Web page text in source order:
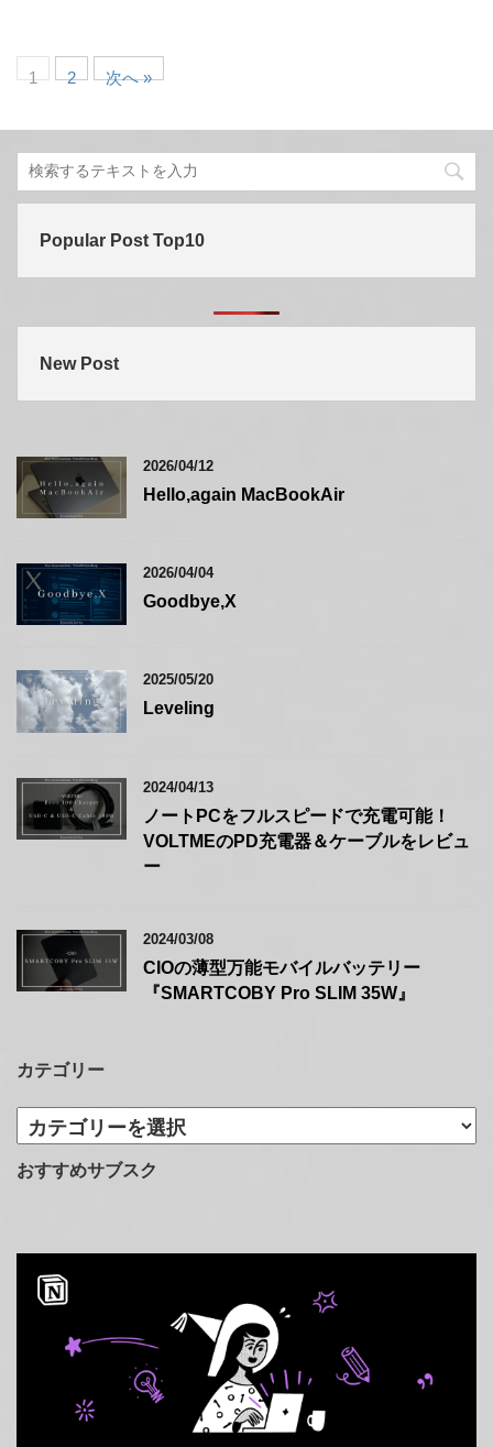
1 2 次へ »
Popular Post Top10
New Post
2026/04/12
Hello,again MacBookAir
2026/04/04
Goodbye,X
2025/05/20
Leveling
2024/04/13
ノートPCをフルスピードで充電可能！
VOLTMEのPD充電器＆ケーブルをレビュ
ー
2024/03/08
CIOの薄型万能モバイルバッテリー
『SMARTCOBY Pro SLIM 35W』
カテゴリー
カ
テ
ゴ
おすすめサブスク